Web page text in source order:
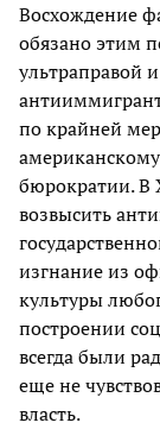
Восхождение
обязано этим
ультраправой
по крайней
бюрократии. В
возвысить
изгнание из
культуры
построении
всегда были
еще не
власть.